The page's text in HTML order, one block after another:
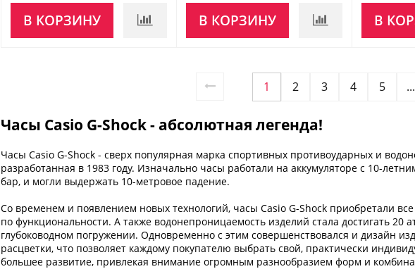
В КОРЗИНУ В КОРЗИНУ В
1 2 3 4 5 ...
Часы Casio G-Shock - абсолютная легенда!
Часы Casio G-Shock - сверх популярная марка спортивных противоударных и
разработанная в 1983 году. Изначально часы работали на аккумуляторе с 10-
бар, и могли выдержать 10-метровое падение.
Со временем и появлением новых технологий, часы Casio G-Shock приобретали
по функциональности. А также водонепроницаемость изделий стала достигать 20
глубоководном погружении. Одновременно с этим совершенствовался и дизайн
расцветки, что позволяет каждому покупателю выбрать свой, практически
большее развитие, привлекая внимание огромным разнообразием форм и